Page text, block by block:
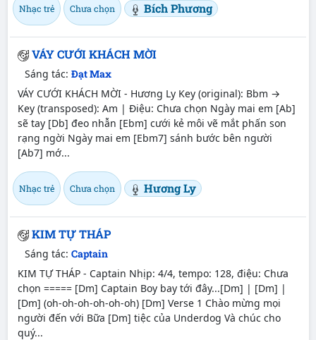
Nhạc trẻ Chưa chọn Bích Phương
VÁY CƯỚI KHÁCH MỜI
Sáng tác: Đạt Max
VÁY CƯỚI KHÁCH MỜI - Hương Ly Key (original): Bbm →
Key (transposed): Am | Điệu: Chưa chọn Ngày mai em [Ab]
sẽ tay [Db] đeo nhẫn [Ebm] cưới kẻ môi vẽ mắt phấn son
rạng ngời Ngày mai em [Ebm7] sánh bước bên người
[Ab7] mớ...
Nhạc trẻ Chưa chọn Hương Ly
KIM TỰ THÁP
Sáng tác: Captain
KIM TỰ THÁP - Captain Nhịp: 4/4, tempo: 128, điệu: Chưa
chọn ===== [Dm] Captain Boy bay tới đây...[Dm] | [Dm] |
[Dm] (oh-oh-oh-oh-oh-oh) [Dm] Verse 1 Chào mừng mọi
người đến với Bữa [Dm] tiệc của Underdog Và chúc cho
quý...